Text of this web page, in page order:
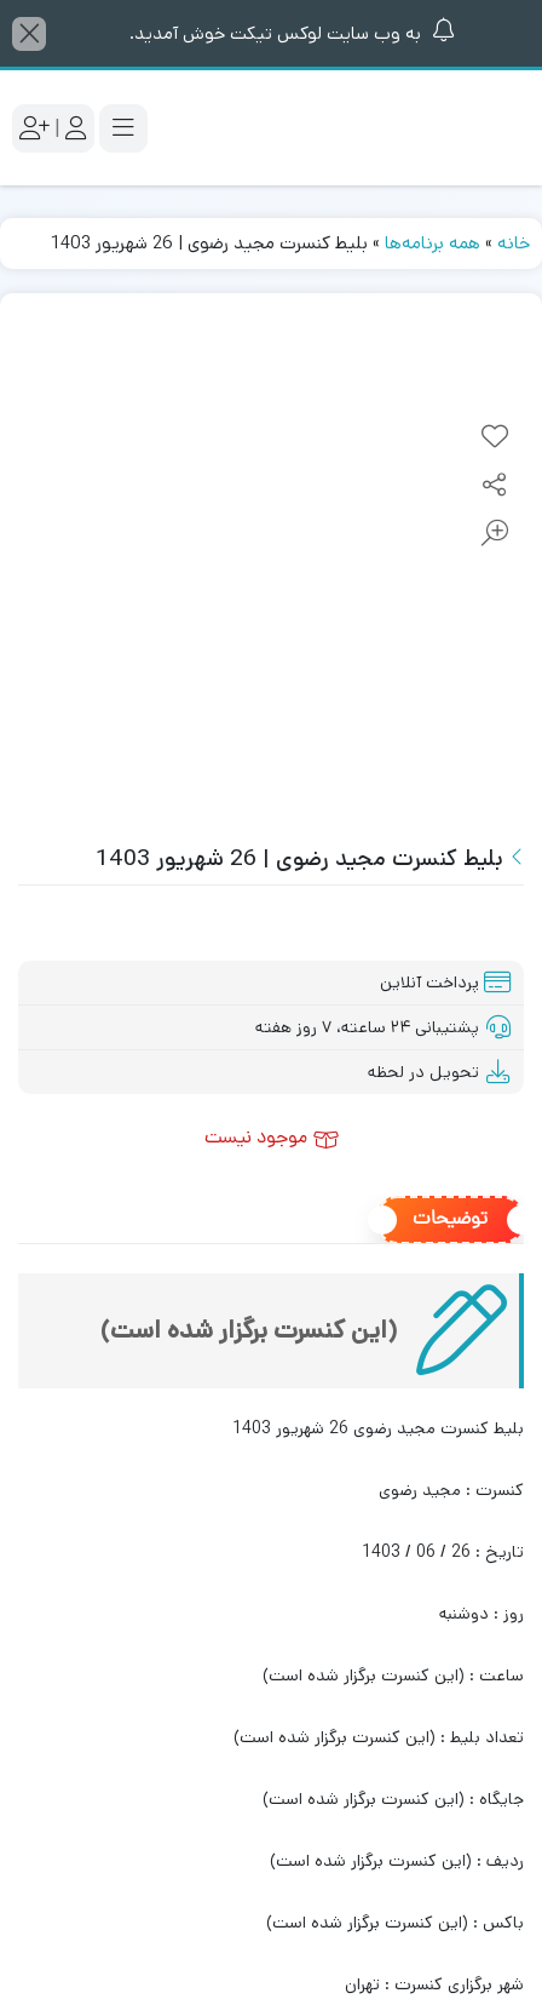
به وب سایت لوکس تیکت خوش آمدید.
|
خانه » همه برنامه‌ها » بلیط کنسرت مجید رضوی | 26 شهریور 1403
بلیط کنسرت مجید رضوی | 26 شهریور 1403
پرداخت آنلاین
پشتیبانی ۲۴ ساعته، ۷ روز هفته
تحویل در لحظه
موجود نیست
توضیحات
(این کنسرت برگزار شده است)
بلیط کنسرت مجید رضوی 26 شهریور 1403
کنسرت : مجید رضوی
تاریخ : 26 / 06 / 1403
روز : دوشنبه
ساعت : (این کنسرت برگزار شده است)
تعداد بلیط : (این کنسرت برگزار شده است)
جایگاه : (این کنسرت برگزار شده است)
ردیف : (این کنسرت برگزار شده است)
باکس : (این کنسرت برگزار شده است)
شهر برگزاری کنسرت : تهران